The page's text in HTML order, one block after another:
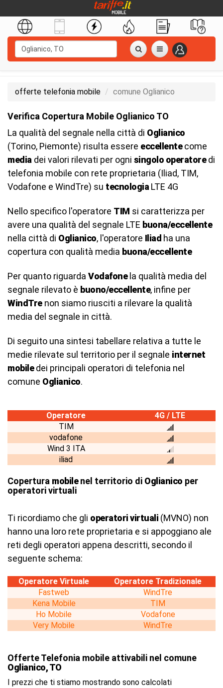
offerte telefonia mobile comune Oglianico
Verifica Copertura Mobile Oglianico TO
La qualità del segnale nella città di Oglianico
(Torino, Piemonte) risulta essere eccellentecome
media dei valori rilevati per ogni singolo operatoredi
telefonia mobile con rete proprietaria (Iliad, TIM,
Vodafone e WindTre) su tecnologia LTE 4G
Nello specifico l'operatore TIM si caratterizza per
avere una qualità del segnale LTE buona/eccellente
nella città di Oglianico, l'operatore Iliad ha una
copertura con qualità media buona/eccellente
Per quanto riguarda Vodafonela qualità media del
segnale rilevato è buono/eccellente, infine per
WindTrenon siamo riusciti a rilevare la qualità
media del segnale in città.
Di seguito una sintesi tabellare relativa a tutte le
medie rilevate sul territorio per il segnale internet
mobiledei principali operatori di telefonia nel
comune Oglianico.
Operatore
4G / LTE
TIM
vodafone
Wind 3 ITA
iliad
Copertura mobilenel territorio di Oglianico per
operatori virtuali
Ti ricordiamo che gli operatori virtuali (MVNO) non
hanno una loro rete proprietaria e si appoggiano ale
reti degli operatori appena descritti, secondo il
seguente schema:
Operatore Virtuale
Operatore Tradizionale
Fastweb
WindTre
Kena Mobile
TIM
Ho Mobile
Vodafone
Very Mobile
WindTre
Offerte Telefonia mobile attivabili nel comune
Oglianico, TO
I prezzi che ti stiamo mostrando sono calcolati